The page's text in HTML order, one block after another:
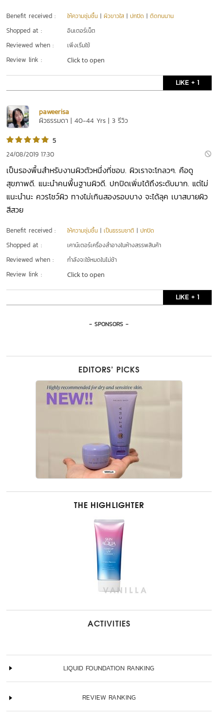
Benefit received : ให้ความชุ่มชื้น |ผิวขาวใส |ปกปิด |ติดทนนาน
Shopped at : อินเตอร์เน็ต
Reviewed when : เพิ่งเริ่มใช้
Review link : Click to open
LIKE + 1
paweerisa
ผิวธรรมดา | 40-44 Yrs | 3 รีวิว
5
24/08/2019 17:30
เป็นรองพื้นสำหรับงานผิวตัวหนึ่งที่ชอบ. ผิวเราจะโกลวๆ. คือดู
สุขภาพดี. แนะนำคนพื้นฐานผิวดี. ปกปิดเพิ่มได้ถึงระดับมาก. แต่ไม่
แนะนำนะ ควรโชว์ผิว ทางไม่เกินสองรอบบาง จะได้ลุค เบาสบายผิว
สีสวย
Benefit received : ให้ความชุ่มชื้น |เป็นธรรมชาติ |ปกปิด
Shopped at : เคาน์เตอร์เครื่องสำอางในห้างสรรพสินค้า
Reviewed when : กำลังจะใช้หมดในไม่ช้า
Review link : Click to open
LIKE + 1
- SPONSORS -
EDITORS’ PICKS
THE HIGHLIGHTER
ACTIVITIES
LIQUID FOUNDATION RANKING
REVIEW RANKING